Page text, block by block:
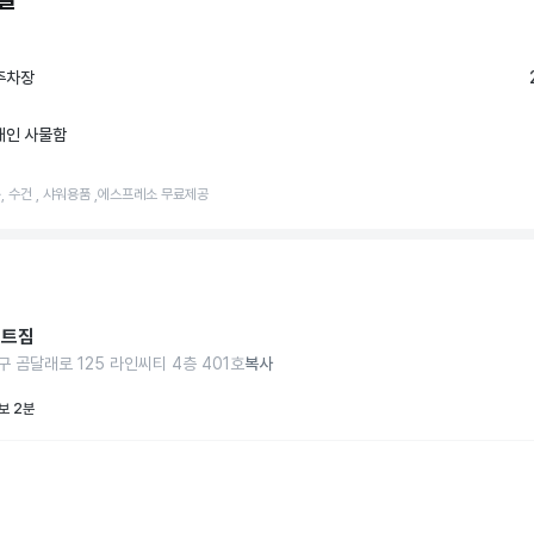
차장
인 사물함
수건 , 샤워용품 ,에스프레소 무료제공
짐
곰달래로 125 라인씨티 4층 401호복사
2분